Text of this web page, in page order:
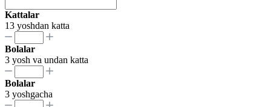
Kattalar
13 yoshdan katta
Bolalar
3 yosh va undan katta
Bolalar
3 yoshgacha